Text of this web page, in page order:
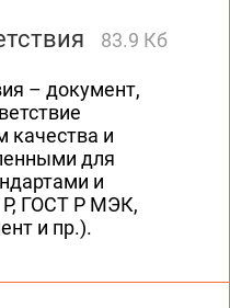
83.9 Кб
– документ,
качества и
для
и
ГОСТ Р МЭК,
и пр.).